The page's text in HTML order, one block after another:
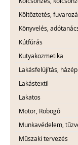
Költöztetés,
Könyvelés,
Kútfúrás
Kutyakozmetika
Lakásfelújítás,
Lakástextil
Lakatos
Motor, Robogó
Munkavédelem,
Műszaki tervezés